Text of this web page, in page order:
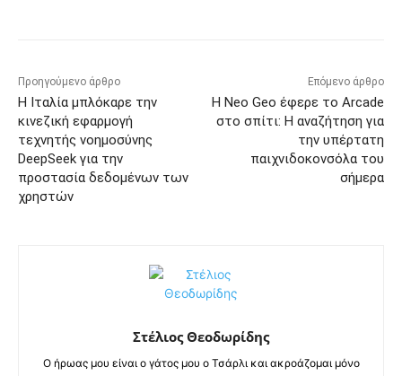
Προηγούμενο άρθρο
Η Ιταλία μπλόκαρε την
κινεζική εφαρμογή
τεχνητής νοημοσύνης
DeepSeek για την
προστασία δεδομένων των
χρηστών
Επόμενο άρθρο
Η Neo Geo έφερε το Arcade
στο σπίτι: Η αναζήτηση για
την υπέρτατη
παιχνιδοκονσόλα του
σήμερα
Στέλιος Θεοδωρίδης
Ο ήρωας μου είναι ο γάτος μου ο Τσάρλι και ακροάζομαι μόνο